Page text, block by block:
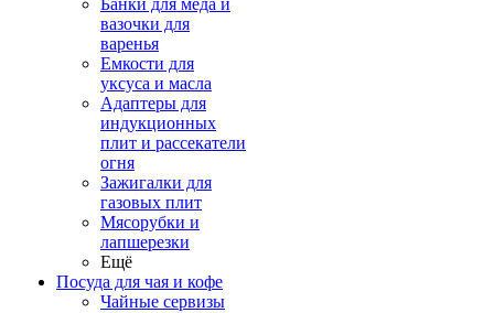
Банки для меда и
вазочки для
варенья
Емкости для
уксуса и масла
Адаптеры для
индукционных
плит и рассекатели
огня
Зажигалки для
газовых плит
Мясорубки и
лапшерезки
Ещё
Посуда для чая и кофе
Чайные сервизы